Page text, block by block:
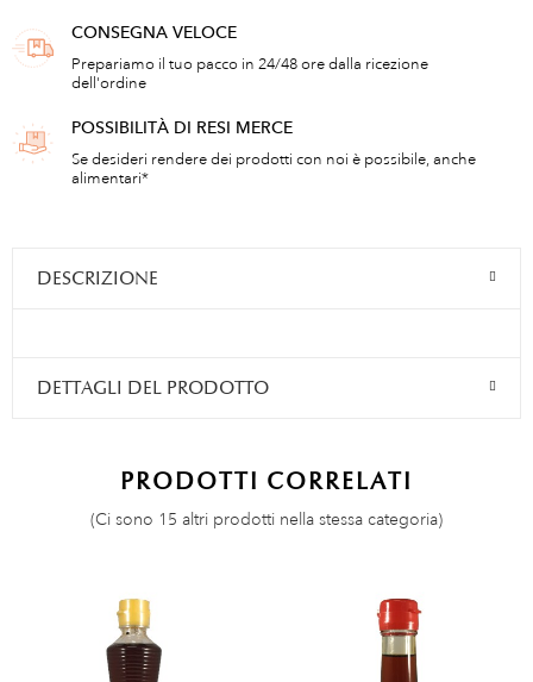
CONSEGNA VELOCE
Prepariamo il tuo pacco in 24/48 ore dalla ricezione
dell'ordine
POSSIBILITÀ DI RESI MERCE
Se desideri rendere dei prodotti con noi è possibile, anche
alimentari*
DESCRIZIONE
DETTAGLI DEL PRODOTTO
PRODOTTI CORRELATI
(Ci sono 15 altri prodotti nella stessa categoria)